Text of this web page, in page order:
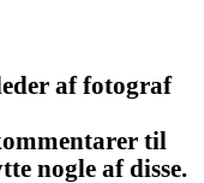
af fotograf
til
nogle af disse.